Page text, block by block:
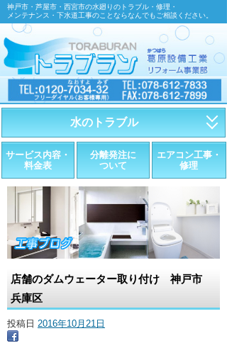
神戸市・芦屋市・西宮市の水廻りのトラブル・修理・
メンテナンス・下水道工事のことならなんでもご相談ください。
水のトラブル
・トイレが詰まったら
・トイレが漏れたら
・水道管が漏れたら
・排水が詰まったら
・水栓金具の取替え
・ここに水栓がほしい
サービス内容・
料金表
分離発注に
ついて
エアコン工事・
修理
店舗のダムウェーター取り付け 神戸市
兵庫区
投稿日 2016年10月21日